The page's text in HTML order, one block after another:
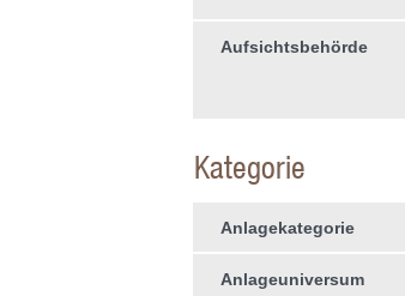
Aufsichtsbehörde
Kategorie
Anlagekategorie
Anlageuniversum